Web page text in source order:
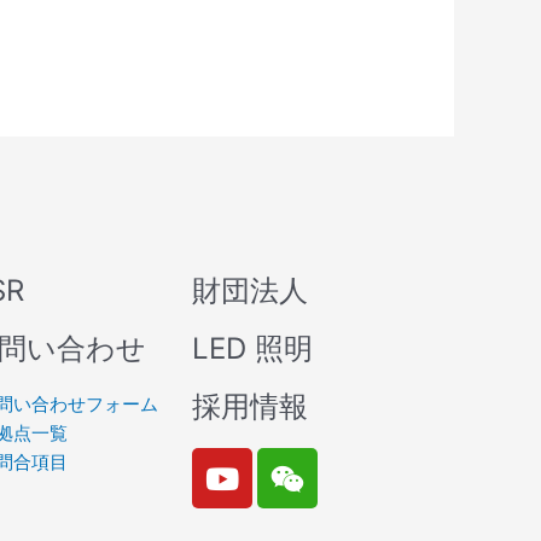
い合わせ
い合わせフォーム
点一覧
合項目
財団法人
LED 照明
採用情報
Y
o
W
e